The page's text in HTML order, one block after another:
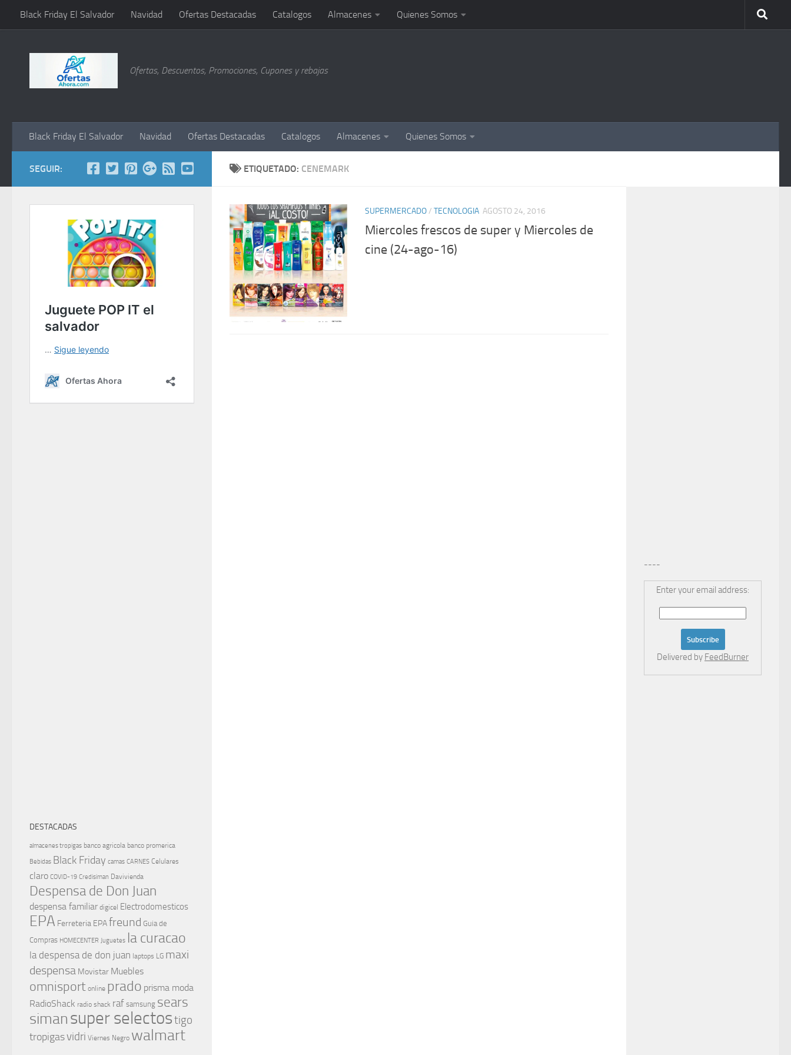
Saltar al contenido
Black Friday El Salvador Navidad Ofertas Destacadas Catalogos Almacenes Quienes Somos
Ofertas, Descuentos, Promociones, Cupones y rebajas
Black Friday El Salvador Navidad Ofertas Destacadas Catalogos Almacenes Quienes Somos
ETIQUETADO: CENEMARK
SUPERMERCADO/ TECNOLOGIA AGOSTO 24, 2016
Miercoles frescos de super y Miercoles de
cine (24-ago-16)
SEGUIR:
DESTACADAS
almacenes tropigas banco agricola banco promerica
Bebidas Black Friday camas CARNES Celulares
claro COVID-19 Credisiman Davivienda
Despensa de Don Juan
despensa familiar digicel Electrodomesticos
EPA Ferreteria EPAfreund Guia de
Compras HOMECENTER Juguetes la curacao
la despensa de don juan laptops LG maxi
despensa Movistar Muebles
omnisport online prado prisma moda
RadioShack radio shack raf samsung sears
simansuper selectostigo
tropigasvidri Viernes Negro walmart
----
Enter your email address:
Delivered by FeedBurner